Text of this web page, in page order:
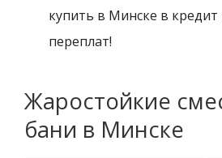
купить в Минске в кредит
переплат!
Жаростойкие
бани в Минске